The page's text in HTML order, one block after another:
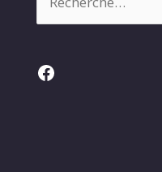
Facebook